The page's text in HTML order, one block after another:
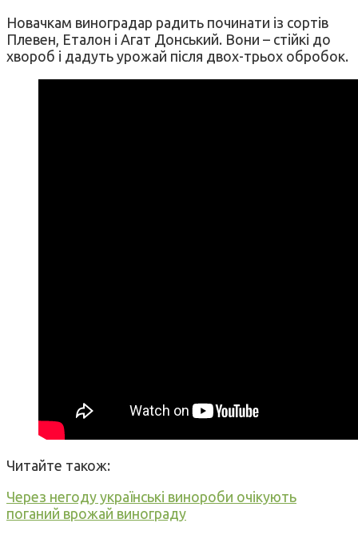
Новачкам виноградар радить починати із сортів
Плевен, Еталон і Агат Донський. Вони – стійкі до
хвороб і дадуть урожай після двох-трьох обробок.
Читайте також:
Через негоду українські винороби очікують
поганий врожай винограду